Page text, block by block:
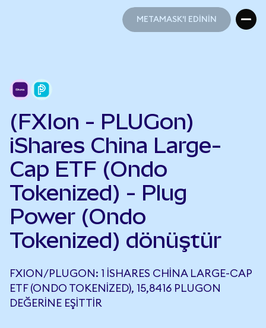
METAMASK'I EDİNİN
(FXIon - PLUGon)
iShares China Large-
Cap ETF (Ondo
Tokenized) - Plug
Power (Ondo
Tokenized) dönüştür
FXION/PLUGON: 1 ISHARES CHINA LARGE-CAP
ETF (ONDO TOKENIZED), 15,8416 PLUGON
DEĞERINE EŞITTIR